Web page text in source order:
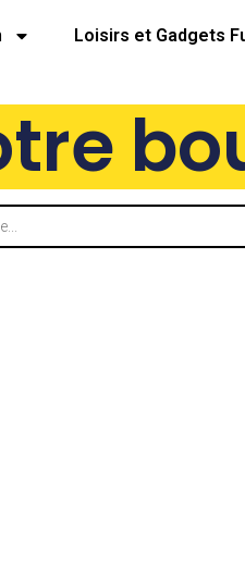
Loisirs et Gadgets